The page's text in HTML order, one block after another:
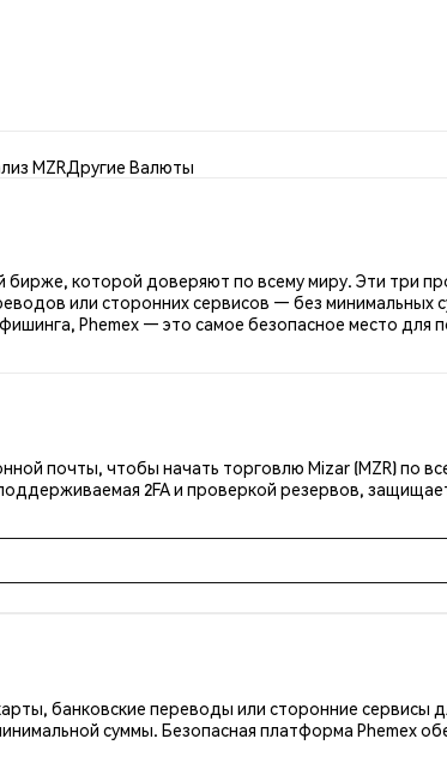
MZRДругие Валюты
которой доверяют по всему миру. Эти три
или сторонних сервисов — без минимальных
Phemex — это самое безопасное место для
почты, чтобы начать торговлю Mizar (MZR) по
2FA и проверкой резервов,
банковские переводы или сторонние сервисы
суммы. Безопасная платформа Phemex